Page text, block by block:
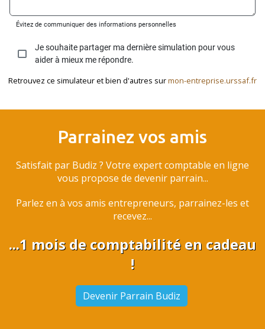
Retrouvez ce simulateur et bien d'autres surmon-entreprise.urssaf.fr
Parrainez vos amis
Satisfait par Budiz ? Votre expert comptable en ligne
vous propose de devenir parrain...
Parlez en à vos amis entrepreneurs, parrainez-les et
recevez...
...1 mois de comptabilité en cadeau
!
Devenir Parrain Budiz